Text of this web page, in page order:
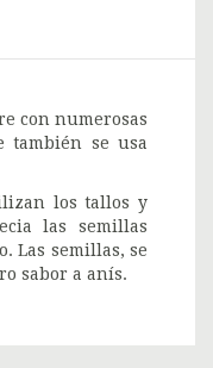
con numerosas
también se usa
los tallos y
las semillas
Las semillas, se
sabor a anís.